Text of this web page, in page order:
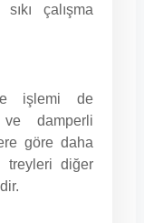
çalışma
işlemi de
damperli
göre daha
treyleri diğer